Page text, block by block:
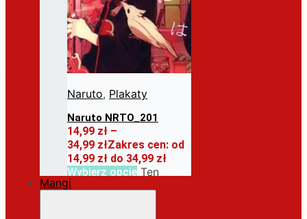
Naruto, Plakaty
Naruto NRTO_201
14,99 zł –
34,99 złZakres cen: od
14,99 zł do 34,99 zł
Wybierz opcje Ten
produkt ma wiele
Mangi